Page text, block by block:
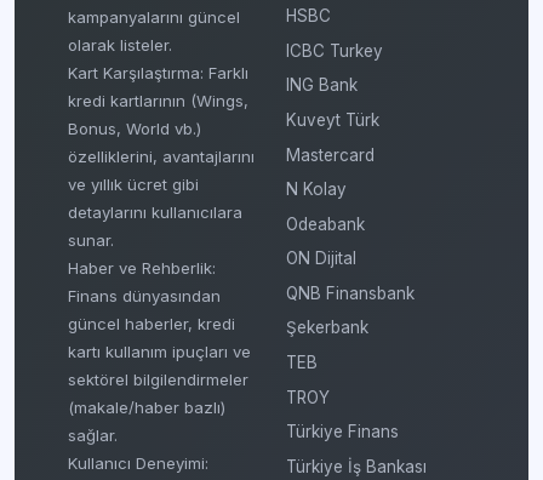
kampanyalarını güncel
olarak listeler.
Kart Karşılaştırma: Farklı
kredi kartlarının (Wings,
Bonus, World vb.)
özelliklerini, avantajlarını
ve yıllık ücret gibi
detaylarını kullanıcılara
sunar.
Haber ve Rehberlik:
Finans dünyasından
güncel haberler, kredi
kartı kullanım ipuçları ve
sektörel bilgilendirmeler
(makale/haber bazlı)
sağlar.
Kullanıcı Deneyimi:
HSBC
ICBC Turkey
ING Bank
Kuveyt Türk
Mastercard
N Kolay
Odeabank
ON Dijital
QNB Finansbank
Şekerbank
TEB
TROY
Türkiye Finans
Türkiye İş Bankası